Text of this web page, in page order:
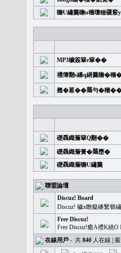
瞻U繡羹瞻u穡瓊瞼疆竅y
MP3穢簽簞e簞��
禮簿翻s繙q繕羹瞻�
翹�蒽��𦻕勻�穡
礎聶織簷簞Q翻��
礎聶織簷簣�𦻕壅�
礎聶織簷瞻U繡羹
聯盟論壇
Discuz! Board
Discuz! 穢x瞻癡繙繫簪
Free Discuz!
Free Discuz!癒A禮K繞
在線用戶 - 共 840 人在線 |